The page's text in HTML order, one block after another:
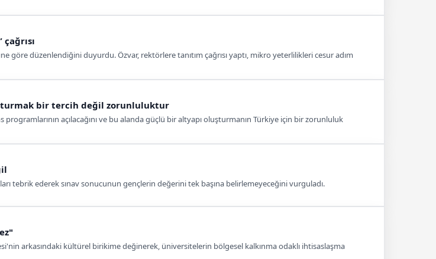
göre düzenlendiğini duyurdu. Özvar, rektörlere tanıtım çağrısı yaptı, mikro yeterlilikleri cesur adım
bir tercih değil zorunluluktur
açılacağını ve bu alanda güçlü bir altyapı oluşturmanın Türkiye için bir zorunluluk
tebrik ederek sınav sonucunun gençlerin değerini tek başına belirlemeyeceğini vurguladı.
arkasındaki kültürel birikime değinerek, üniversitelerin bölgesel kalkınma odaklı ihtisaslaşma